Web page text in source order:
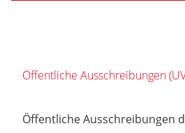
Öffentliche Ausschreibungen
Öffentliche Ausschreibungen